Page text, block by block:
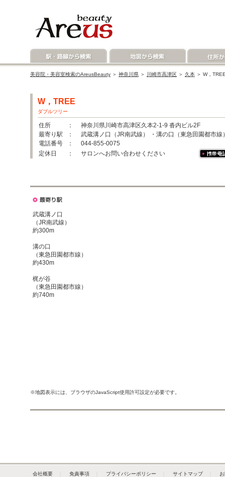
美容院・美容室検索のAreusBeauty ＞ 神奈川県 ＞ 川崎市高津区 ＞ 久本 ＞ W，
W，TREE
ダブルツリー
住所
： 神奈川県川崎市高津区久本2-1-9 沓内ビル2F
最寄り駅
： 武蔵溝ノ口（JR南武線） ・溝の口（東急田園都市線
電話番号
： 044-855-0075
定休日
： サロンへお問い合わせください
武蔵溝ノ口
（JR南武線）
約300m
溝の口
（東急田園都市線）
約430m
梶が谷
（東急田園都市線）
約740m
※地図表示には、ブラウザのJavaScript使用許可設定が必要です。
会社概要 免責事項 プライバシーポリシー サイトマップ｜